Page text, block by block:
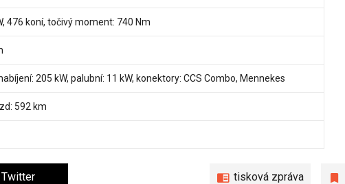
476 koní, točivý moment: 740 Nm
205 kW, palubní: 11 kW, konektory: CCS Combo, Mennekes
592 km
tisková zpráva
Twitter